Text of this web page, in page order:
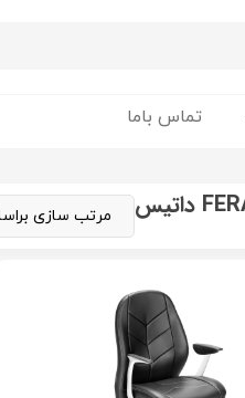
تماس باما